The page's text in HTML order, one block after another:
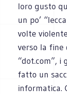
loro gusto
un po’
volte
verso la fine
“dot.com”, i
fatto un
informatica.